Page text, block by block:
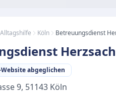
Alltagshilfe Köln
abgeglichen
9, 51143 Köln